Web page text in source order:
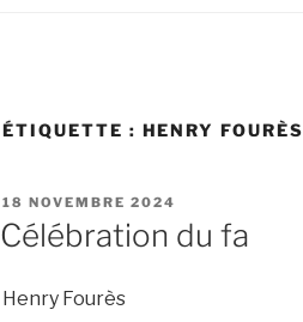
ÉTIQUETTE : HENRY FOURÈS
PUBLIÉ
LE
18 NOVEMBRE 2024
Célébration du fa
Henry Fourès